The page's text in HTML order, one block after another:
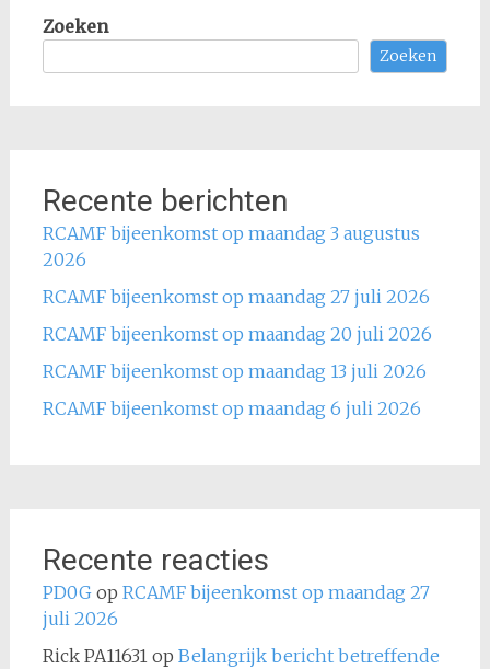
Zoeken
Zoeken
Recente berichten
RCAMF bijeenkomst op maandag 3 augustus
2026
RCAMF bijeenkomst op maandag 27 juli 2026
RCAMF bijeenkomst op maandag 20 juli 2026
RCAMF bijeenkomst op maandag 13 juli 2026
RCAMF bijeenkomst op maandag 6 juli 2026
Recente reacties
PD0Gop RCAMF bijeenkomst op maandag 27
juli 2026
Rick PA11631 op Belangrijk bericht betreffende